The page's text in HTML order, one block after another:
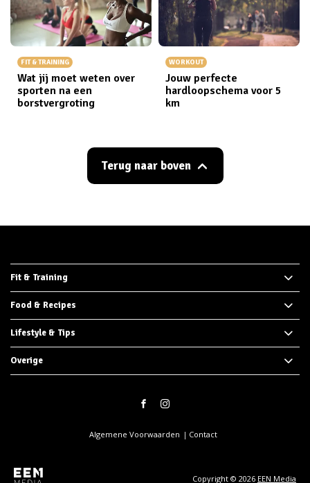
FIT & TRAINING
Wat jij moet weten over
sporten na een
borstvergroting
WORKOUT
Jouw perfecte
hardloopschema voor 5
km
Terug naar boven
Fit & Training
Food & Recipes
Lifestyle & Tips
Overige
Copyright © 2026 EEN Media
Algemene Voorwaarden Contact